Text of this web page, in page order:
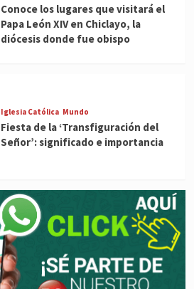
Conoce los lugares que visitará el
Papa León XIV en Chiclayo, la
diócesis donde fue obispo
Iglesia Católica Mundo
Fiesta de la ‘Transfiguración del
Señor’: significado e importancia